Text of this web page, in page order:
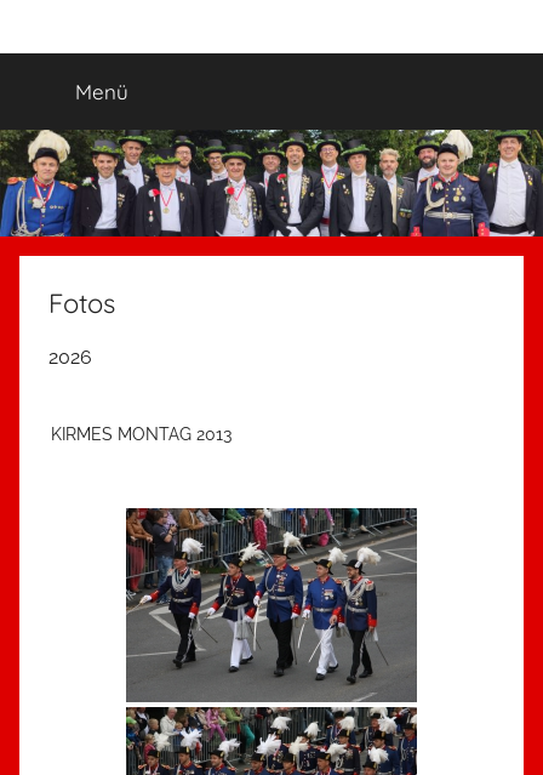
Inhalt
Ewige_Jugend
Jugend"
Neuss-
Uedesheim
Menü
Fotos
2026
KIRMES MONTAG 2013